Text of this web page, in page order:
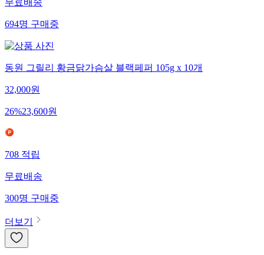
무료배송
694명구매중
동원 그릴리 황금닭가슴살 블랙페퍼 105g x 10개
32,000원
26%23,600원
708적립
무료배송
300명구매중
더보기